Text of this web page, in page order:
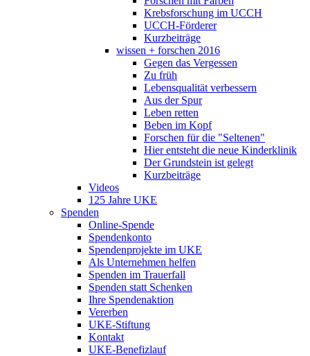
Krebsforschung im UCCH
UCCH-Förderer
Kurzbeiträge
wissen + forschen 2016
Gegen das Vergessen
Zu früh
Lebensqualität verbessern
Aus der Spur
Leben retten
Beben im Kopf
Forschen für die "Seltenen"
Hier entsteht die neue Kinderklinik
Der Grundstein ist gelegt
Kurzbeiträge
Videos
125 Jahre UKE
Spenden
Online-Spende
Spendenkonto
Spendenprojekte im UKE
Als Unternehmen helfen
Spenden im Trauerfall
Spenden statt Schenken
Ihre Spendenaktion
Vererben
UKE-Stiftung
Kontakt
UKE-Benefizlauf